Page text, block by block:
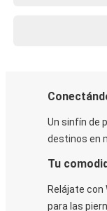
Un sinfín de
destinos en
Tu
Relájate
para las